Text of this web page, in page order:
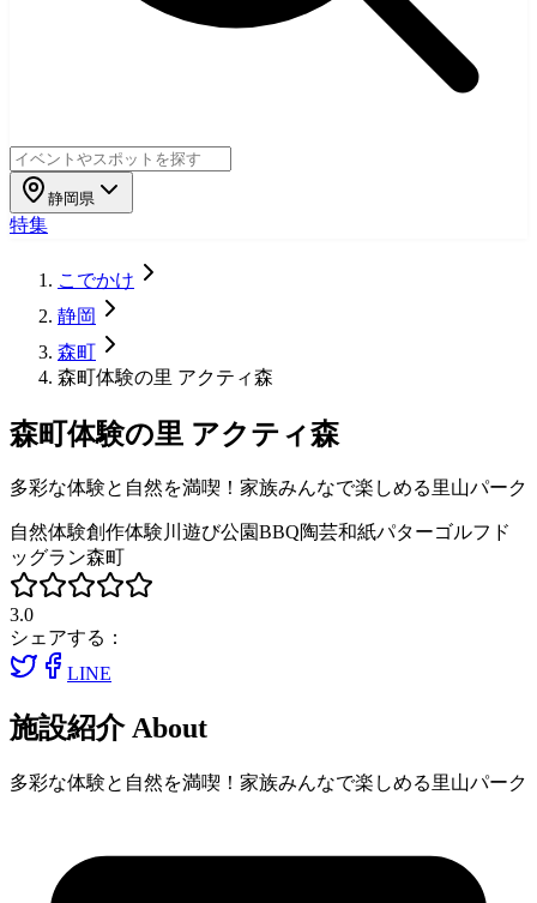
静岡県
特集
こでかけ
静岡
森町
森町体験の里 アクティ森
森町体験の里 アクティ森
多彩な体験と自然を満喫！家族みんなで楽しめる里山パーク
自然体験創作体験川遊び公園BBQ陶芸和紙パターゴルフ ド
ッグラン森町
3.0
シェアする：
LINE
施設紹介 About
多彩な体験と自然を満喫！家族みんなで楽しめる里山パーク